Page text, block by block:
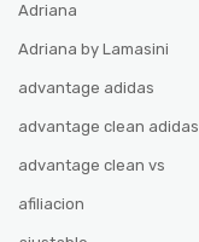
Adriana
Adriana by Lamasini
advantage adidas
advantage clean adidas
advantage clean vs
afiliacion